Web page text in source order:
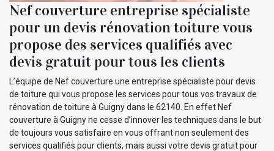
Nef couverture entreprise spécialiste
pour un devis rénovation toiture vous
propose des services qualifiés avec
devis gratuit pour tous les clients
L’équipe de Nef couverture une entreprise spécialiste pour devis
de toiture qui vous propose les services pour tous vos travaux de
rénovation de toiture à Guigny dans le 62140. En effet Nef
couverture à Guigny ne cesse d’innover les techniques dans le but
de toujours vous satisfaire en vous offrant non seulement des
services qualifiés pour clients, mais aussi votre devis gratuit pour